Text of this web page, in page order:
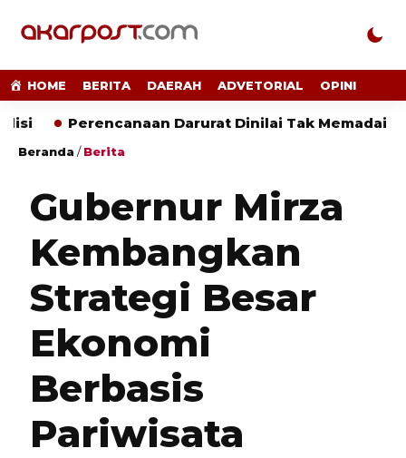
HOME BERITA DAERAH ADVETORIAL OPINI
Perencanaan Darurat Dinilai Tak Memadai
Beranda /Berita
Gubernur Mirza
Kembangkan
Strategi Besar
Ekonomi
Berbasis
Pariwisata